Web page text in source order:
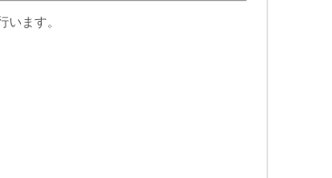
ます。